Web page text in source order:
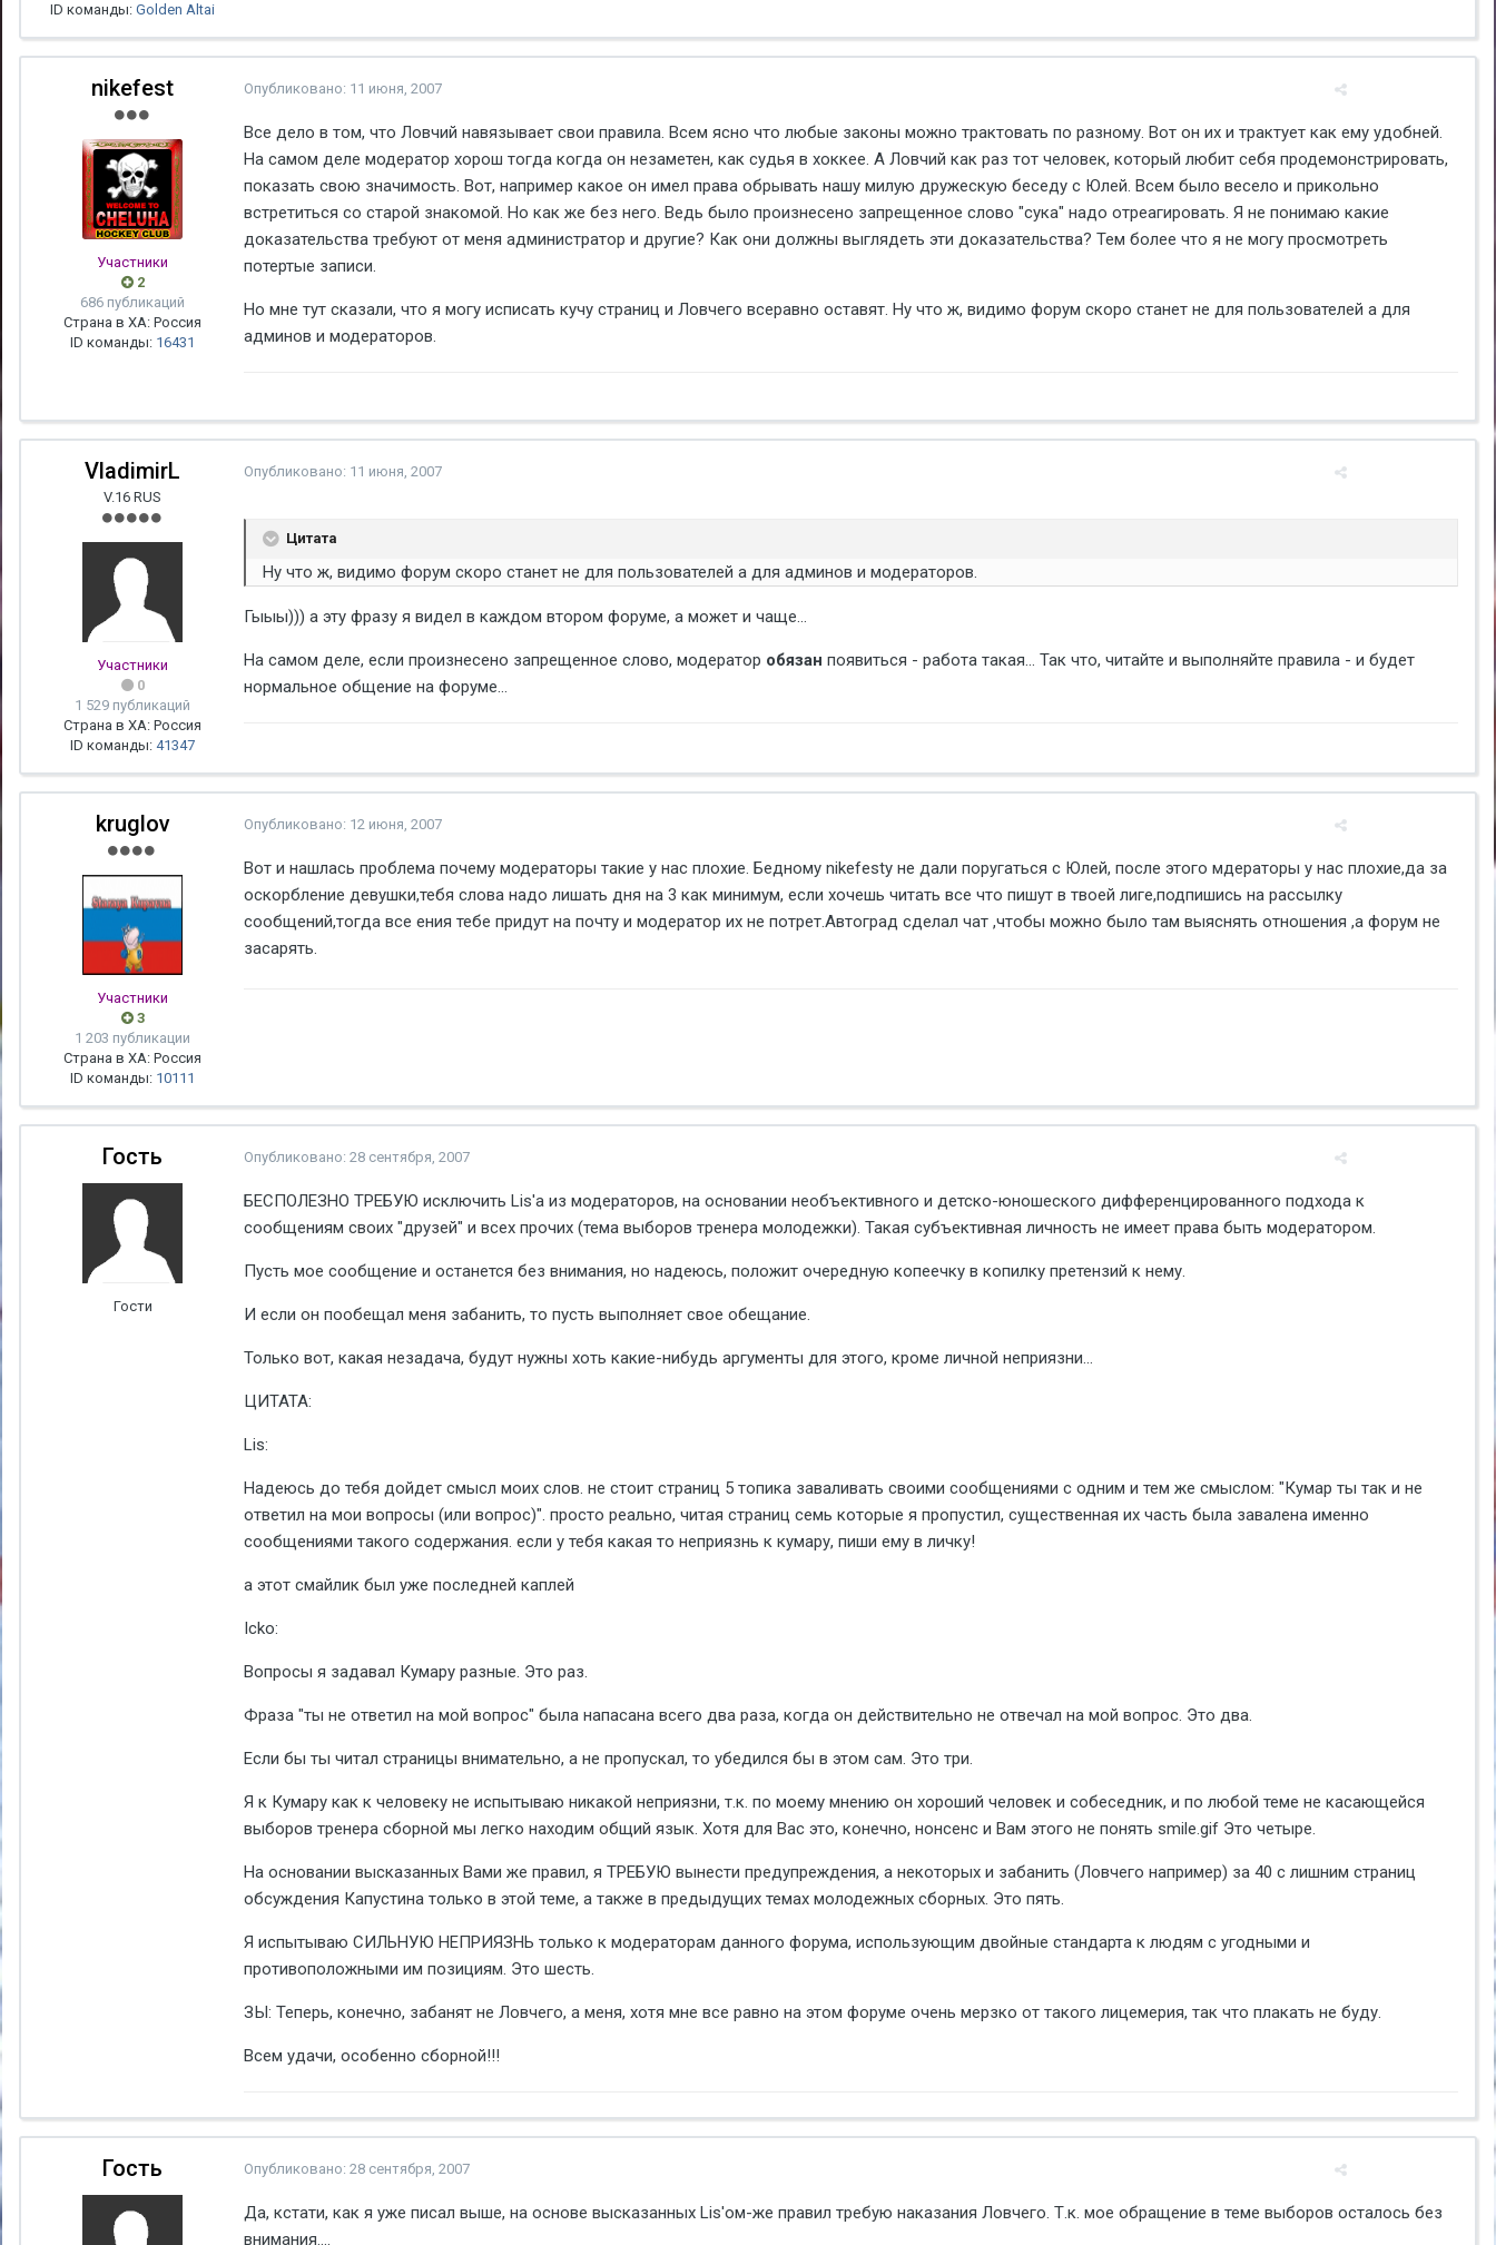
ID команды: Golden Altai
nikefest
Участники
2
686 публикаций
Страна в ХА: Россия
ID команды: 16431
Опубликовано: 11 июня, 2007
Все дело в том, что Ловчий навязывает свои правила. Всем ясно что любые законы можно трактовать по разному. Вот он их и трактует как ему удобней.
На самом деле модератор хорош тогда когда он незаметен, как судья в хоккее. А Ловчий как раз тот человек, который любит себя продемонстрировать,
показать свою значимость. Вот, например какое он имел права обрывать нашу милую дружескую беседу с Юлей. Всем было весело и прикольно
встретиться со старой знакомой. Но как же без него. Ведь было произнесено запрещенное слово "сука" надо отреагировать. Я не понимаю какие
доказательства требуют от меня администратор и другие? Как они должны выглядеть эти доказательства? Тем более что я не могу просмотреть
потертые записи.
Но мне тут сказали, что я могу исписать кучу страниц и Ловчего всеравно оставят. Ну что ж, видимо форум скоро станет не для пользователей а для
админов и модераторов.
VladimirL
V.16 RUS
Участники
0
1 529 публикаций
Страна в ХА: Россия
ID команды: 41347
Опубликовано: 11 июня, 2007
Цитата
Ну что ж, видимо форум скоро станет не для пользователей а для админов и модераторов.
Гыыы))) а эту фразу я видел в каждом втором форуме, а может и чаще...
На самом деле, если произнесено запрещенное слово, модератор обязан появиться - работа такая... Так что, читайте и выполняйте правила - и будет
нормальное общение на форуме...
kruglov
Участники
3
1 203 публикации
Страна в ХА: Россия
ID команды: 10111
Опубликовано: 12 июня, 2007
Вот и нашлась проблема почему модераторы такие у нас плохие. Бедному nikefestу не дали поругаться с Юлей, после этого мдераторы у нас плохие,да за
оскорбление девушки,тебя слова надо лишать дня на 3 как минимум, если хочешь читать все что пишут в твоей лиге,подпишись на рассылку
сообщений,тогда все ения тебе придут на почту и модератор их не потрет.Автоград сделал чат ,чтобы можно было там выяснять отношения ,а форум не
засарять.
Гость
Гости
Опубликовано: 28 сентября, 2007
БЕСПОЛЕЗНО ТРЕБУЮ исключить Lis'a из модераторов, на основании необъективного и детско-юношеского дифференцированного подхода к
сообщениям своих "друзей" и всех прочих (тема выборов тренера молодежки). Такая субъективная личность не имеет права быть модератором.
Пусть мое сообщение и останется без внимания, но надеюсь, положит очередную копеечку в копилку претензий к нему.
И если он пообещал меня забанить, то пусть выполняет свое обещание.
Только вот, какая незадача, будут нужны хоть какие-нибудь аргументы для этого, кроме личной неприязни...
ЦИТАТА:
Lis:
Надеюсь до тебя дойдет смысл моих слов. не стоит страниц 5 топика заваливать своими сообщениями с одним и тем же смыслом: "Кумар ты так и не
ответил на мои вопросы (или вопрос)". просто реально, читая страниц семь которые я пропустил, существенная их часть была завалена именно
сообщениями такого содержания. если у тебя какая то неприязнь к кумару, пиши ему в личку!
а этот смайлик был уже последней каплей
Icko:
Вопросы я задавал Кумару разные. Это раз.
Фраза "ты не ответил на мой вопрос" была напасана всего два раза, когда он действительно не отвечал на мой вопрос. Это два.
Если бы ты читал страницы внимательно, а не пропускал, то убедился бы в этом сам. Это три.
Я к Кумару как к человеку не испытываю никакой неприязни, т.к. по моему мнению он хороший человек и собеседник, и по любой теме не касающейся
выборов тренера сборной мы легко находим общий язык. Хотя для Вас это, конечно, нонсенс и Вам этого не понять smile.gif Это четыре.
На основании высказанных Вами же правил, я ТРЕБУЮ вынести предупреждения, а некоторых и забанить (Ловчего например) за 40 с лишним страниц
обсуждения Капустина только в этой теме, а также в предыдущих темах молодежных сборных. Это пять.
Я испытываю СИЛЬНУЮ НЕПРИЯЗНЬ только к модераторам данного форума, использующим двойные стандарта к людям с угодными и
противоположными им позициям. Это шесть.
ЗЫ: Теперь, конечно, забанят не Ловчего, а меня, хотя мне все равно на этом форуме очень мерзко от такого лицемерия, так что плакать не буду.
Всем удачи, особенно сборной!!!
Гость Опубликовано: 28 сентября, 2007
Да, кстати, как я уже писал выше, на основе высказанных Lis'ом-же правил требую наказания Ловчего. Т.к. мое обращение в теме выборов осталось без
внимания....